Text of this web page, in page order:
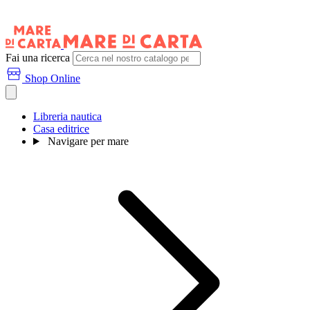
Fai una ricerca
Shop Online
Libreria nautica
Casa editrice
Navigare per mare